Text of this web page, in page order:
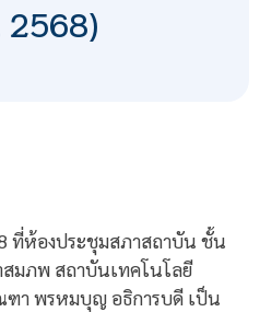
2568)
ที่ห้องประชุมสภาสถาบัน ชั้น
สมภพ สถาบันเทคโนโลยี
า พรหมบุญ อธิการบดี เป็น